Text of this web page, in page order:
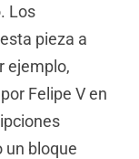
Los
pieza a
ejemplo,
Felipe V en
un bloque